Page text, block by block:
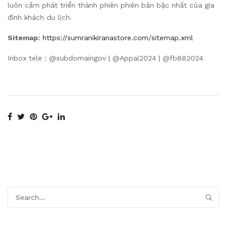
luôn cầm phát triển thành phiên phiên bản bậc nhất của gia
đình khách du lịch.
Sitemap: https://sumranikiranastore.com/sitemap.xml
Inbox tele : @subdomaingov | @Appal2024 | @fb882024